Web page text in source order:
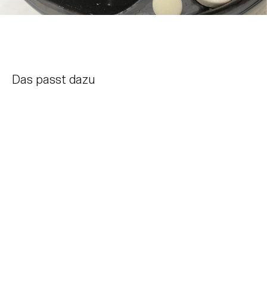
Das passt dazu